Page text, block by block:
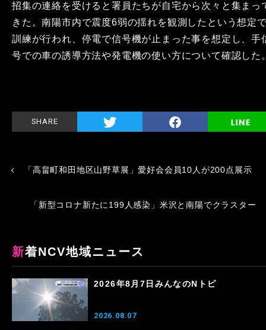
招集の連絡を受けると署員たちが自宅から次々と集まっ
きた。南陽市内で震度6弱の揺れを観測したという想定
訓練が行われ、停電で信号機が止まった事を想定し、手
号での車の誘導方法や発電機の使い方について確認した
SHARE
「高畠町和田地区山野草展」愛好会会員10人が200点展示
「新型コロナ新たに199人感染」米沢と南陽でクラスター
新着NCV地域ニュース
2026年8月7日みんなのNトピ
2026.08.07